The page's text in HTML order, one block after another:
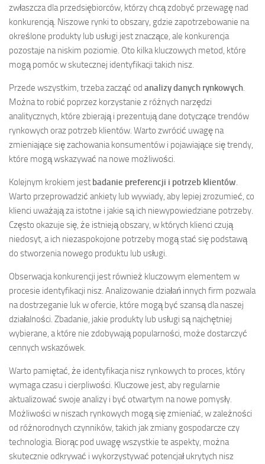
zwłaszcza dla przedsiębiorców, którzy chcą zdobyć przewagę nad
konkurencją. Niszowe rynki to obszary, gdzie zapotrzebowanie na
określone produkty lub usługi jest znaczące, ale konkurencja
pozostaje na niskim poziomie. Oto kilka kluczowych metod, które
mogą pomóc w skutecznej identyfikacji takich nisz.
Przede wszystkim, trzeba zacząć od analizy danych rynkowych.
Można to robić poprzez korzystanie z różnych narzędzi
analitycznych, które zbierają i prezentują dane dotyczące trendów
rynkowych oraz potrzeb klientów. Warto zwrócić uwagę na
zmieniające się zachowania konsumentów i pojawiające się trendy,
które mogą wskazywać na nowe możliwości.
Kolejnym krokiem jest badanie preferencji i potrzeb klientów.
Warto przeprowadzić ankiety lub wywiady, aby lepiej zrozumieć, co
klienci uważają za istotne i jakie są ich niewypowiedziane potrzeby.
Często okazuje się, że istnieją obszary, w których klienci czują
niedosyt, a ich niezaspokojone potrzeby mogą stać się podstawą
do stworzenia nowego produktu lub usługi.
Obserwacja konkurencji jest również kluczowym elementem w
procesie identyfikacji nisz. Analizowanie działań innych firm pozwala
na dostrzeganie luk w ofercie, które mogą być szansą dla naszej
działalności. Zbadanie, jakie produkty lub usługi są najchętniej
wybierane, a które nie zdobywają popularności, może dostarczyć
cennych wskazówek.
Warto pamiętać, że identyfikacja nisz rynkowych to proces, który
wymaga czasu i cierpliwości. Kluczowe jest, aby regularnie
aktualizować swoje analizy i być otwartym na nowe pomysły.
Możliwości w niszach rynkowych mogą się zmieniać, w zależności
od różnorodnych czynników, takich jak zmiany gospodarcze czy
technologia. Biorąc pod uwagę wszystkie te aspekty, można
skutecznie odkrywać i wykorzystywać potencjał ukrytych nisz